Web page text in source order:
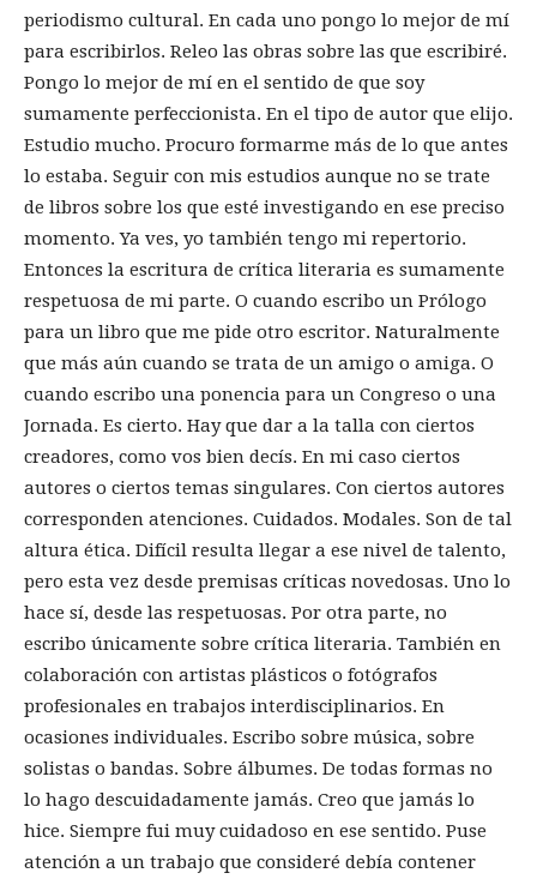
periodismo cultural. En cada uno pongo lo mejor de mí
para escribirlos. Releo las obras sobre las que escribiré.
Pongo lo mejor de mí en el sentido de que soy
sumamente perfeccionista. En el tipo de autor que elijo.
Estudio mucho. Procuro formarme más de lo que antes
lo estaba. Seguir con mis estudios aunque no se trate
de libros sobre los que esté investigando en ese preciso
momento. Ya ves, yo también tengo mi repertorio.
Entonces la escritura de crítica literaria es sumamente
respetuosa de mi parte. O cuando escribo un Prólogo
para un libro que me pide otro escritor. Naturalmente
que más aún cuando se trata de un amigo o amiga. O
cuando escribo una ponencia para un Congreso o una
Jornada. Es cierto. Hay que dar a la talla con ciertos
creadores, como vos bien decís. En mi caso ciertos
autores o ciertos temas singulares. Con ciertos autores
corresponden atenciones. Cuidados. Modales. Son de tal
altura ética. Difícil resulta llegar a ese nivel de talento,
pero esta vez desde premisas críticas novedosas. Uno lo
hace sí, desde las respetuosas. Por otra parte, no
escribo únicamente sobre crítica literaria. También en
colaboración con artistas plásticos o fotógrafos
profesionales en trabajos interdisciplinarios. En
ocasiones individuales. Escribo sobre música, sobre
solistas o bandas. Sobre álbumes. De todas formas no
lo hago descuidadamente jamás. Creo que jamás lo
hice. Siempre fui muy cuidadoso en ese sentido. Puse
atención a un trabajo que consideré debía contener